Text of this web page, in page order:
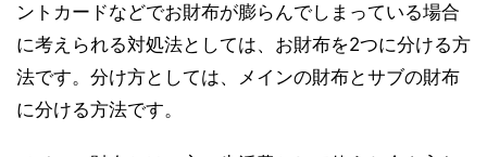
ントカードなどでお財布が膨らんでしまっている場合
に考えられる対処法としては、お財布を2つに分ける方
法です。分け方としては、メインの財布とサブの財布
に分ける方法です。